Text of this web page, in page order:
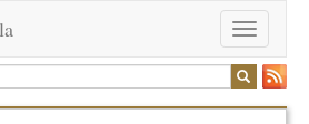
Toggle
navigation